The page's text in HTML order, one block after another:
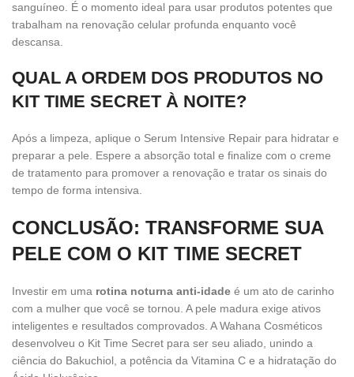
sanguíneo. É o momento ideal para usar produtos potentes que
trabalham na renovação celular profunda enquanto você
descansa.
QUAL A ORDEM DOS PRODUTOS NO
KIT TIME SECRET À NOITE?
Após a limpeza, aplique o Serum Intensive Repair para hidratar e
preparar a pele. Espere a absorção total e finalize com o creme
de tratamento para promover a renovação e tratar os sinais do
tempo de forma intensiva.
CONCLUSÃO: TRANSFORME SUA
PELE COM O KIT TIME SECRET
Investir em uma rotina noturna anti-idade é um ato de carinho
com a mulher que você se tornou. A pele madura exige ativos
inteligentes e resultados comprovados. A Wahana Cosméticos
desenvolveu o Kit Time Secret para ser seu aliado, unindo a
ciência do Bakuchiol, a potência da Vitamina C e a hidratação do